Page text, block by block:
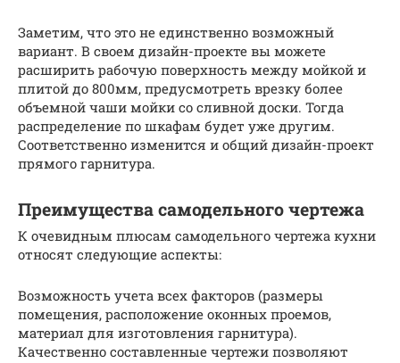
Заметим, что это не единственно возможный
вариант. В своем дизайн-проекте вы можете
расширить рабочую поверхность между мойкой и
плитой до 800мм, предусмотреть врезку более
объемной чаши мойки со сливной доски. Тогда
распределение по шкафам будет уже другим.
Соответственно изменится и общий дизайн-проект
прямого гарнитура.
Преимущества самодельного чертежа
К очевидным плюсам самодельного чертежа кухни
относят следующие аспекты:
Возможность учета всех факторов (размеры
помещения, расположение оконных проемов,
материал для изготовления гарнитура).
Качественно составленные чертежи позволяют